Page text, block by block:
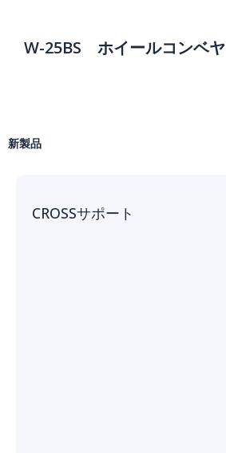
W-25BS ホイールコンベヤ
新製品
CROSSサポート